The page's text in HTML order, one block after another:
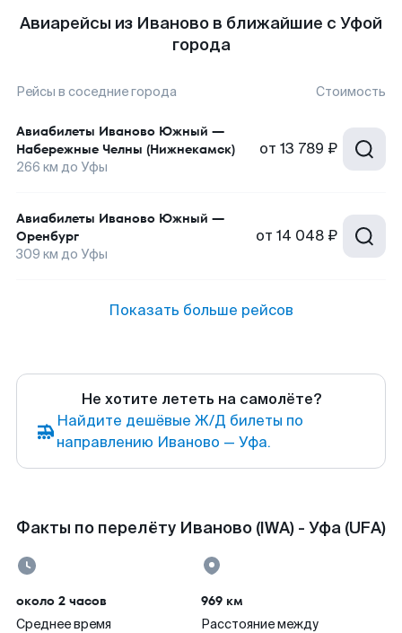
Авиарейсы из Иваново в ближайшие с Уфой
города
Рейсы в соседние города Стоимость
Авиабилеты Иваново Южный —
Набережные Челны (Нижнекамск)
266 км до Уфы
от 13 789 ₽
Авиабилеты Иваново Южный —
Оренбург
309 км до Уфы
от 14 048 ₽
Показать больше рейсов
Не хотите лететь на самолёте?
Найдите дешёвые Ж/Д билеты по
направлению Иваново — Уфа.
Факты по перелёту Иваново (IWA) - Уфа (UFA)
около 2 часов
Среднее время
969 км
Расстояние между